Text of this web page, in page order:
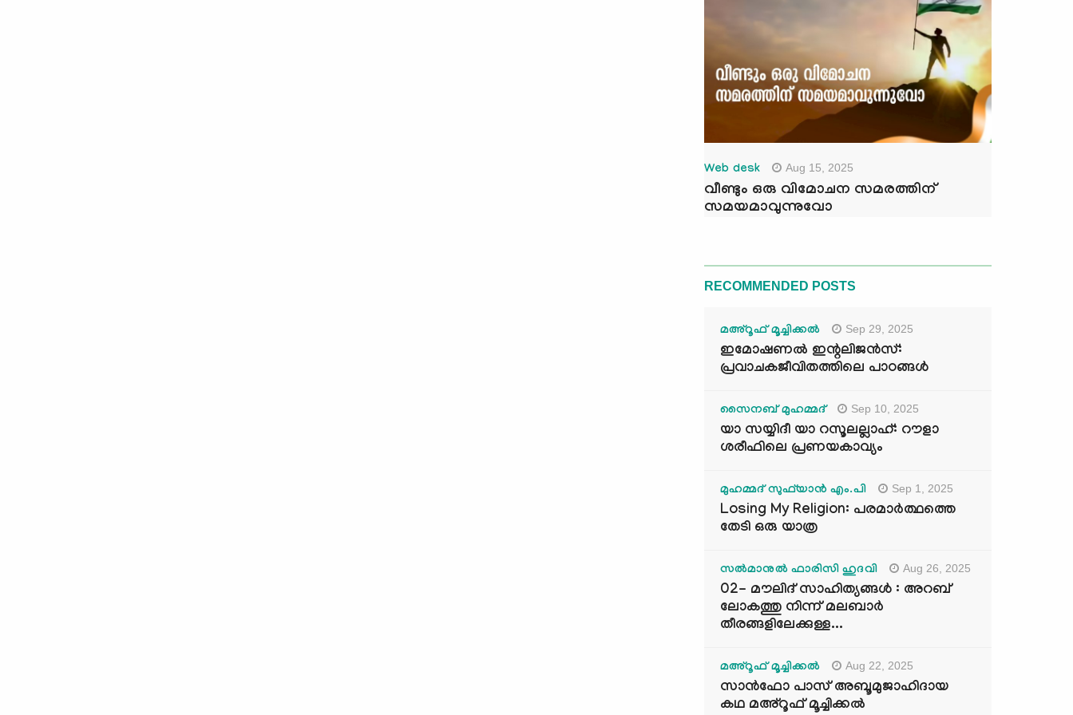
Web desk Aug 15, 2025
വീണ്ടും ഒരു വിമോചന സമരത്തിന്
സമയമാവുന്നുവോ
RECOMMENDED POSTS
മഅ്റൂഫ് മൂച്ചിക്കല്‍ Sep 29, 2025
ഇമോഷണൽ ഇന്റലിജൻസ്:
പ്രവാചകജീവിതത്തിലെ പാഠങ്ങൾ
സൈനബ് മുഹമ്മദ് Sep 10, 2025
യാ സയ്യിദീ യാ റസൂലല്ലാഹ്: റൗളാ
ശരീഫിലെ പ്രണയകാവ്യം
മുഹമ്മദ് സുഫ്‌യാൻ എം.പി Sep 1, 2025
Losing My Religion: പരമാർത്ഥത്തെ
തേടി ഒരു യാത്ര
സൽമാനുൽ ഫാരിസി ഹുദവി Aug 26, 2025
02- മൗലിദ് സാഹിത്യങ്ങൾ : അറബ്
ലോകത്തു നിന്ന് മലബാർ
തീരങ്ങളിലേക്കുള്ള...
മഅ്റൂഫ് മൂച്ചിക്കല്‍ Aug 22, 2025
സാൻഫോ പാസ് അബൂമുജാഹിദായ
കഥ മഅ്റൂഫ് മൂച്ചിക്കല്‍